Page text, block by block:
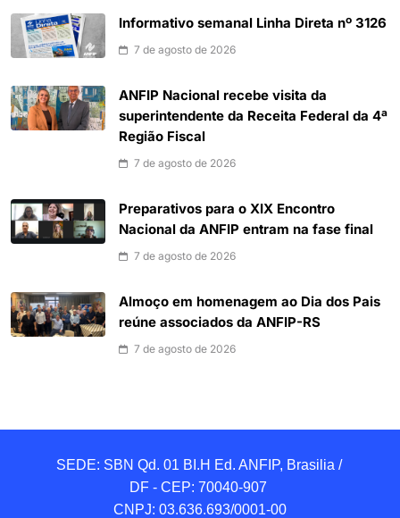
Informativo semanal Linha Direta nº 3126
7 de agosto de 2026
ANFIP Nacional recebe visita da
superintendente da Receita Federal da 4ª
Região Fiscal
7 de agosto de 2026
Preparativos para o XIX Encontro
Nacional da ANFIP entram na fase final
7 de agosto de 2026
Almoço em homenagem ao Dia dos Pais
reúne associados da ANFIP-RS
7 de agosto de 2026
SEDE: SBN Qd. 01 BI.H Ed. ANFIP, Brasilia /
DF - CEP: 70040-907
CNPJ: 03.636.693/0001-00